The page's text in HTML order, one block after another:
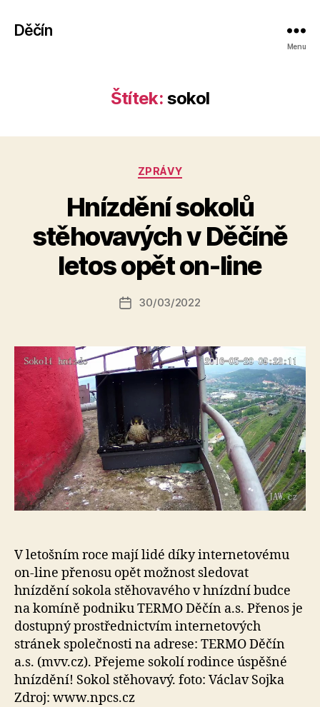
Děčín
Menu
Štítek: sokol
Rubriky
ZPRÁVY
Hnízdění sokolů
stěhovavých v Děčíně
letos opět on-line
Autor
příspěvku
u
o
a
s
o
Datum
30/03/2022
V letošním roce mají lidé díky internetovému
on-line přenosu opět možnost sledovat
hnízdění sokola stěhovavého v hnízdní budce
na komíně podniku TERMO Děčín a.s. Přenos je
dostupný prostřednictvím internetových
stránek společnosti na adrese: TERMO Děčín
a.s. (mvv.cz). Přejeme sokolí rodince úspěšné
hnízdění! Sokol stěhovavý. foto: Václav Sojka
Zdroj: www.npcs.cz